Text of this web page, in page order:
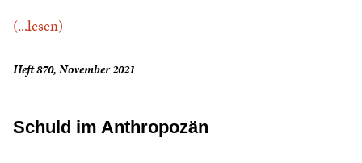
(...lesen)
Heft 870, November 2021
Schuld im Anthropozän